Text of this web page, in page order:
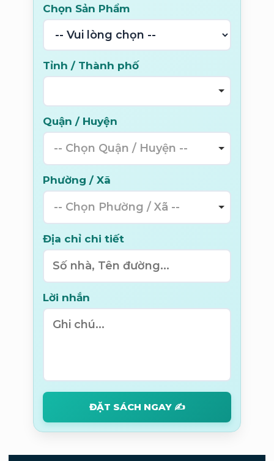
Chọn Sản Phẩm
Tỉnh / Thành phố
Quận / Huyện
-- Chọn Quận / Huyện --
Phường / Xã
-- Chọn Phường / Xã --
Địa chỉ chi tiết
Lời nhắn
ĐẶT SÁCH NGAY ✍️